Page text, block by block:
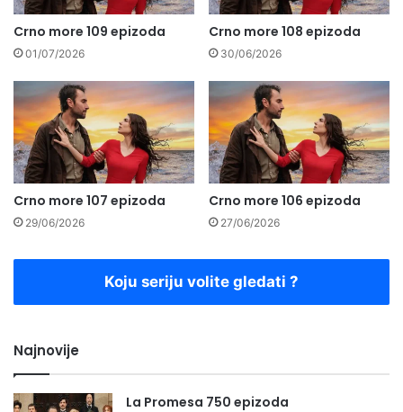
Crno more 109 epizoda
01/07/2026
Crno more 108 epizoda
30/06/2026
Crno more 107 epizoda
29/06/2026
Crno more 106 epizoda
27/06/2026
Koju seriju volite gledati ?
Najnovije
La Promesa 750 epizoda